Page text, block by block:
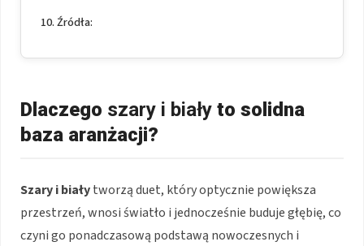
Źródła:
Dlaczego szary i biały to solidna
baza aranżacji?
Szary i białytworzą duet, który optycznie powiększa
przestrzeń, wnosi światło i jednocześnie buduje głębię, co
czyni go ponadczasową podstawą nowoczesnych i